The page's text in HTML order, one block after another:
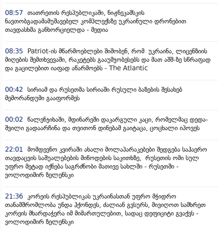
08:57 თათრეთის რესპუბლიკაში, ნიჟნეკამსკის
ნავთობგადამამუშავებელ კომპლექსზე უკრაინული დრონებით
თავდასხმა განხორციელდა - მედია
08:35
Patriot-ის მწარმოებლები შიშობენ, რომ უკრაინა, ლიცენზიის
მიღების შემთხვევაში, რაკეტებს გააუმჯობესებს და მათ აშშ-ზე სწრაფად
და გაცილებით იაფად აწარმოებს - The Atlantic
00:42
სირიამ და რუსეთმა სირიაში რუსული ბაზების შესახებ
მემორანდუმი გააფორმეს
00:02
წალენჯიხაში, მდინარეში დაკარგული კაცი, რომელმაც დედა-
შვილი გადაარჩინა და თვითონ დინებამ გაიტაცა, ცოცხალი იპოვეს
22:01
მომდევნო კვირაში ახალი მოლაპარაკებები შედგება საჰაერო
თავდაცვის საშუალებების მიწოდების საკითხზე, რუსეთის ომი სულ
უფრო მეტად იქნება საგრძნობი მათივე სახლში - რუსეთში -
ვოლოდიმირ ზელენსკი
21:36
კორეის რესპუბლიკას უკრაინასთან უფრო მჭიდრო
თანამშრომლობა უნდა ჰქონდეს, ძალიან გვსურს, მივიღოთ სამხრეთ
კორეის მხარდაჭერა იმ მიმართულებით, სადაც დეფიციტი გვაქვს -
ვოლოდიმირ ზელენსკი